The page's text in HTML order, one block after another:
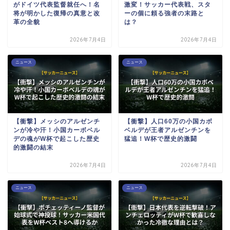
がドイツ代表監督就任へ！名
将が明かした復帰の真意と改
革の全貌
2026年7月4日
激変！サッカー代表戦、スタ
ーの個に頼る強者の末路と
は？
2026年7月4日
ニュース
【衝撃】メッシのアルゼンチ
ンが冷や汗！小国カーボベル
デの魂がW杯で起こした歴史
的激闘の結末
2026年7月4日
ニュース
【衝撃】人口60万の小国カボ
ベルデが王者アルゼンチンを
猛追！W杯で歴史的激闘
2026年7月4日
ニュース ニュース